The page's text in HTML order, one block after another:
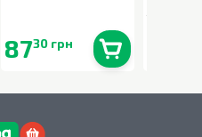
8730 грн